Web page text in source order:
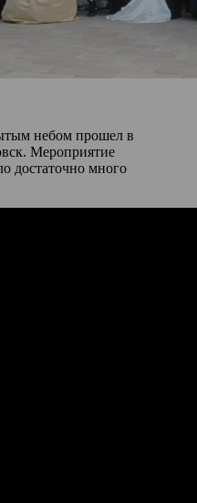
небом прошел в
Мероприятие
достаточно много